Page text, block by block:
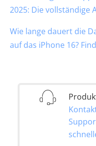
2025: Die vollständige
Wie lange dauert die
auf das iPhone 16?